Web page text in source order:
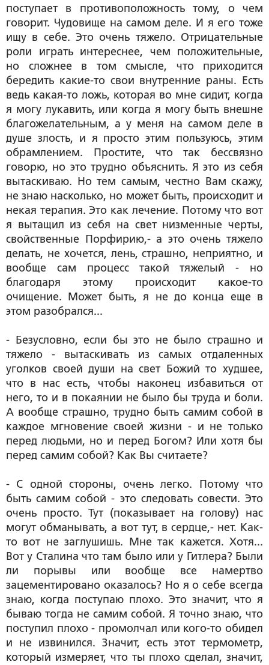
поступает в противоположность тому, о чем
говорит. Чудовище на самом деле. И я его тоже
ищу в себе. Это очень тяжело. Отрицательные
роли играть интереснее, чем положительные,
но сложнее в том смысле, что приходится
бередить какие-то свои внутренние раны. Есть
ведь какая-то ложь, которая во мне сидит, когда
я могу лукавить, или когда я могу быть внешне
благожелательным, а у меня на самом деле в
душе злость, и я просто этим пользуюсь, этим
обрамлением. Простите, что так бессвязно
говорю, но это трудно объяснить. Я это из себя
вытаскиваю. Но тем самым, честно Вам скажу,
не знаю насколько, но может быть, происходит и
некая терапия. Это как лечение. Потому что вот
я вытащил из себя на свет низменные черты,
свойственные Порфирию,- а это очень тяжело
делать, не хочется, лень, страшно, неприятно, и
вообще сам процесс такой тяжелый - но
благодаря этому происходит какое-то
очищение. Может быть, я не до конца еще в
этом разобрался...
- Безусловно, если бы это не было страшно и
тяжело - вытаскивать из самых отдаленных
уголков своей души на свет Божий то худшее,
что в нас есть, чтобы наконец избавиться от
него, то и в покаянии не было бы труда и боли.
А вообще страшно, трудно быть самим собой в
каждое мгновение своей жизни - и не только
перед людьми, но и перед Богом? Или хотя бы
перед самим собой? Как Вы считаете?
- С одной стороны, очень легко. Потому что
быть самим собой - это следовать совести. Это
очень просто. Тут (показывает на голову) нас
могут обманывать, а вот тут, в сердце,- нет. Как-
то вот не заглушишь. Мне так кажется. Хотя...
Вот у Сталина что там было или у Гитлера? Были
ли порывы или вообще все намертво
зацементировано оказалось? Но я о себе всегда
знаю, когда поступаю плохо. Это значит, что я
бываю тогда не самим собой. Я точно знаю, что
поступил плохо - промолчал или кого-то обидел
и не извинился. Значит, есть этот термометр,
который измеряет, что ты плохо сделал, значит,